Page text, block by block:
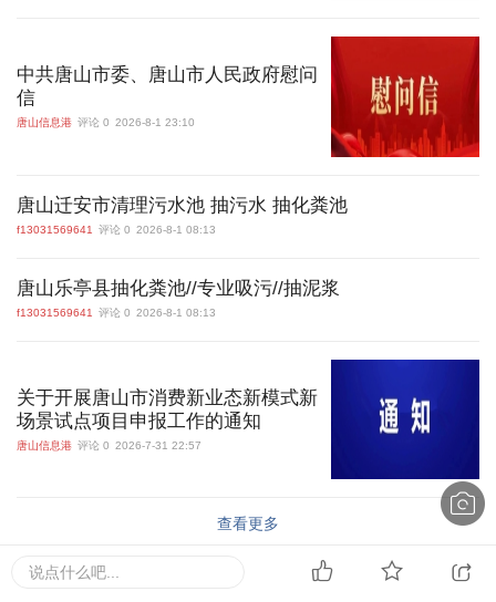
说点什么吧...
中共唐山市委、唐山市人民政府慰问
信
唐山信息港 评论 0 2026-8-1 23:10
唐山迁安市清理污水池 抽污水 抽化粪池
f13031569641 评论 0 2026-8-1 08:13
唐山乐亭县抽化粪池//专业吸污//抽泥浆
f13031569641 评论 0 2026-8-1 08:13
关于开展唐山市消费新业态新模式新
场景试点项目申报工作的通知
唐山信息港 评论 0 2026-7-31 22:57
查看更多